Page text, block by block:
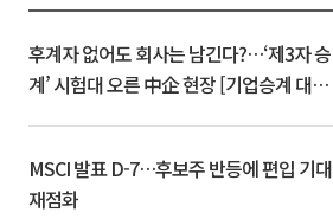
후계자 없어도 회사는 남긴다?…‘제3자 승
계’ 시험대 오른 中企 현장 [기업승계 대전
MSCI 발표 D-7…후보주 반등에 편입 기대
재점화